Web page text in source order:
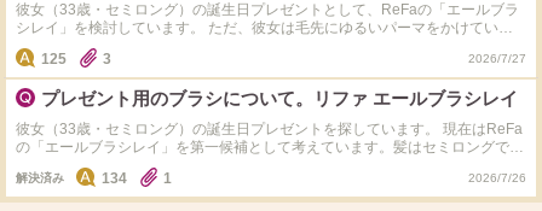
彼女（33歳・セミロング）の誕生日プレゼントとして、ReFaの「エールブラ
シレイ」を検討しています。 ただ、彼女は毛先にゆるいパーマをかけている
ため、エールブラシレイが普段使いに適しているのか気になっています。 そ
こで質問なのですが、 ・毛先にゆるいパーマをかけている方でも、エールブ
ラシレイは問題なく使えますか？ ・ブラッシングによってパーマが取れやす
くなったり、スタイリングが崩れたりすることはありますか？ ・実際にゆる
いパーマの方で使用されている方がいれば、使用感を教えていただけると嬉し
いです。 また、付き合って半年の彼女への誕生日プレゼントとして、1.5万程
度（食事代は別）を考えています。 エールブラシレイに加えてお菓子やお茶
などの消耗品を考えていますがこの予算感は適切なのでしょうか。 彼女から
あまり高価なものは申し訳ないと言われています。 プレゼント選びで失敗し
125 3 2026/7/27
プレゼント用のブラシについて。リファ エールブラシレイ
彼女（33歳・セミロング）の誕生日プレゼントを探しています。 現在はReFa
の「エールブラシレイ」を第一候補として考えています。髪はセミロングで毛
先がゆるくカールしたスタイルです。ただ、ブラシが本当に喜ばれるプレゼン
トなのか少し不安になり、質問させていただきました。 また、ReFa以外のメ
ーカーでも同じくらいおすすめできる美容グッズがあれば教えていただきたい
解決済み 134 1 2026/7/26